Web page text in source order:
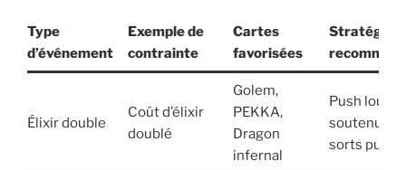
Type
d’événement
Exemple de
contrainte
Cartes
favorisées
Stratégies
Élixir double
Coût d’élixir
doublé
Golem,
PEKKA,
Dragon
infernal
Push lourds
soutenus
sorts